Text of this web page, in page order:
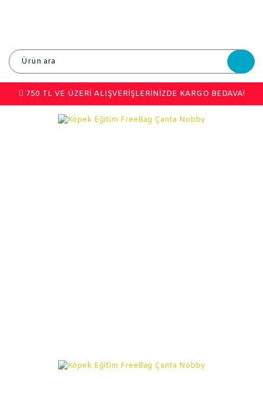
750 TL VE ÜZERİ ALIŞVERİŞLERİNİZDE KARGO BEDAVA!